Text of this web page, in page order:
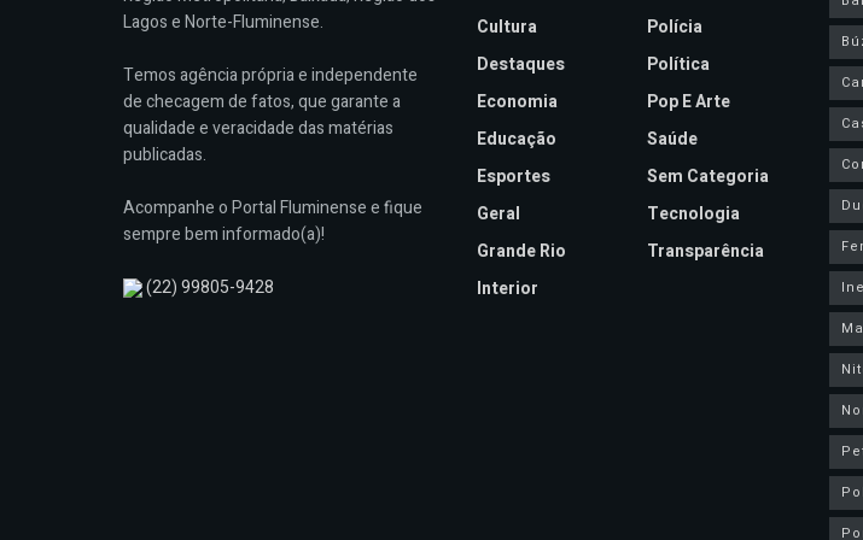
Lagos e Norte-Fluminense.
Temos agência própria e independente
de checagem de fatos, que garante a
qualidade e veracidade das matérias
publicadas.
Acompanhe o Portal Fluminense e fique
sempre bem informado(a)!
(22) 99805-9428
Cultura
Destaques
Economia
Educação
Esportes
Geral
Grande Rio
Interior
Polícia
Política
Pop E Arte
Saúde
Sem Categoria
Tecnologia
Transparência